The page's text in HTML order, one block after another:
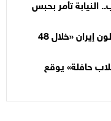
النيابة تأمر بحبس
بزشكيان: تصوروا أنهم سيُسقطون إيران «خلال 48
حافلة» يوقع